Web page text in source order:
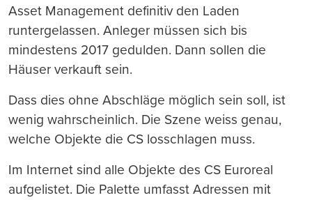
Asset Management definitiv den Laden
runtergelassen. Anleger müssen sich bis
mindestens 2017 gedulden. Dann sollen die
Häuser verkauft sein.
Dass dies ohne Abschläge möglich sein soll, ist
wenig wahrscheinlich. Die Szene weiss genau,
welche Objekte die CS losschlagen muss.
Im Internet sind alle Objekte des CS Euroreal
aufgelistet. Die Palette umfasst Adressen mit